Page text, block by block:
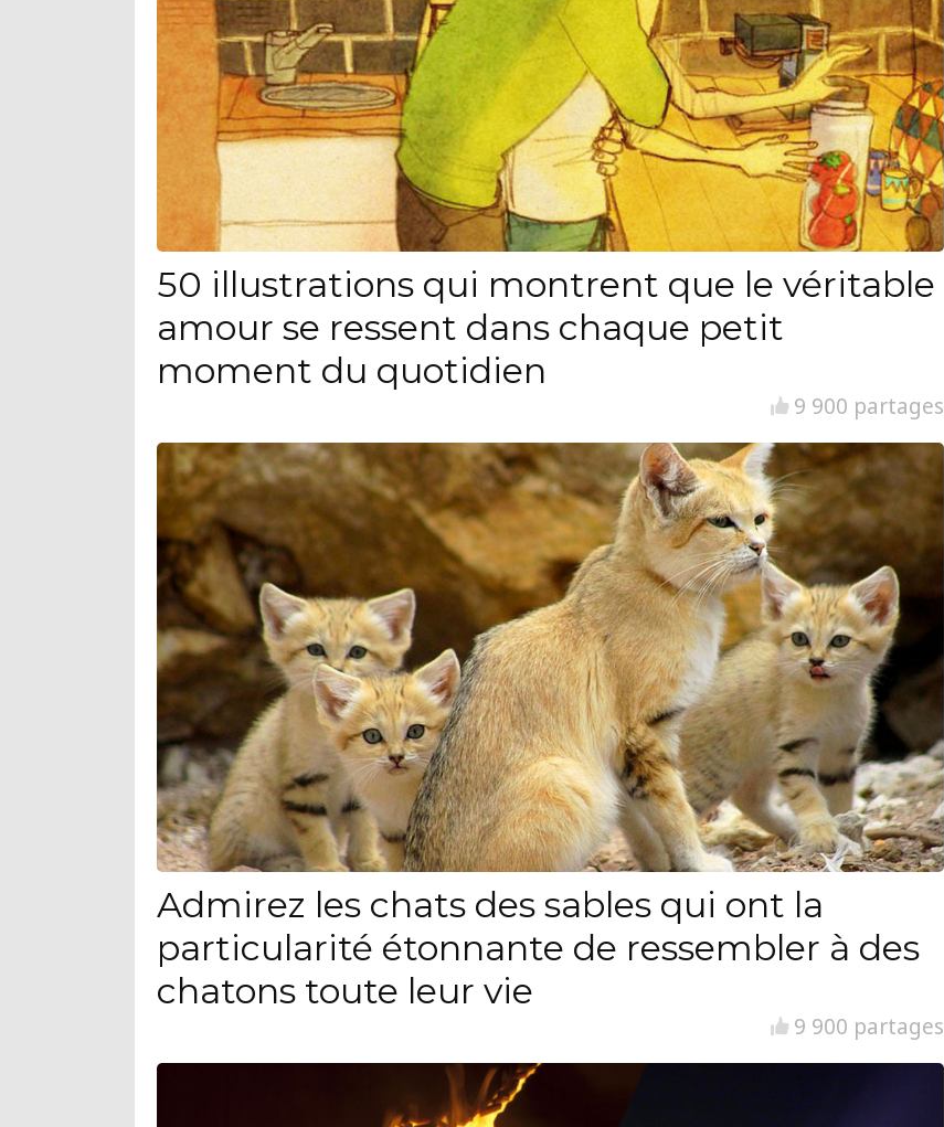
50 illustrations qui montrent que le véritable
amour se ressent dans chaque petit
moment du quotidien
9 900 partages
Admirez les chats des sables qui ont la
particularité étonnante de ressembler à des
chatons toute leur vie
9 900 partages